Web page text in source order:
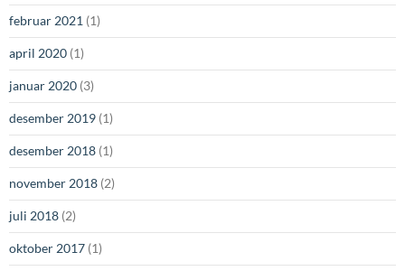
februar 2021 (1)
april 2020 (1)
januar 2020 (3)
desember 2019 (1)
desember 2018 (1)
november 2018 (2)
juli 2018 (2)
oktober 2017 (1)